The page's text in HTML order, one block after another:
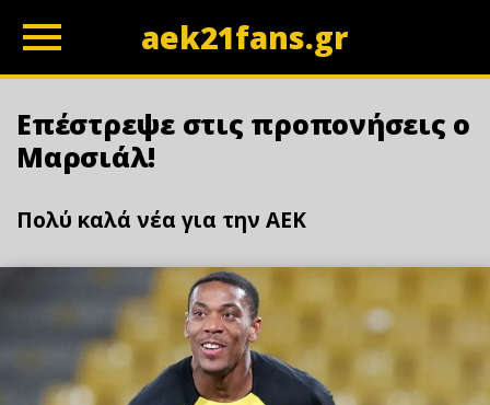
aek21fans.gr
Επέστρεψε στις προπονήσεις ο
Μαρσιάλ!
Πολύ καλά νέα για την ΑΕΚ